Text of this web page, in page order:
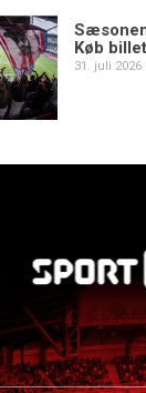
Køb
31. juli 2026